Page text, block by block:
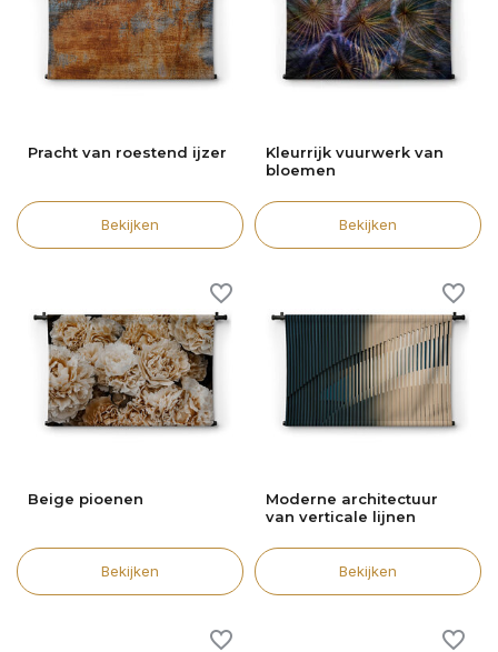
Pracht van roestend ijzer
Bekijken
Kleurrijk vuurwerk van
bloemen
Bekijken
Beige pioenen
Bekijken
Moderne architectuur
van verticale lijnen
Bekijken